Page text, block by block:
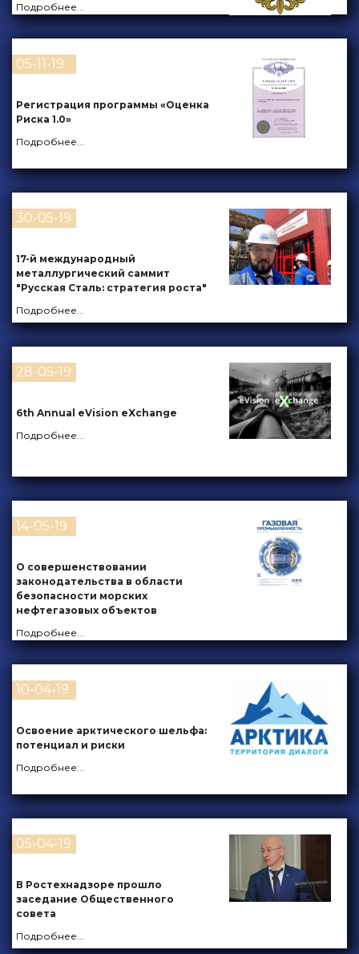
Подробнее...
05-11-19
Регистрация программы «Оценка
Риска 1.0»
Подробнее...
30-05-19
17-й международный
металлургический саммит
"Русская Сталь: стратегия роста"
Подробнее...
28-05-19
6th Annual eVision eXchange
Подробнее...
14-05-19
О совершенствовании
законодательства в области
безопасности морских
нефтегазовых объектов
Подробнее...
10-04-19
Освоение арктического шельфа:
потенциал и риски
Подробнее...
05-04-19
В Ростехнадзоре прошло
заседание Общественного
совета
Подробнее...